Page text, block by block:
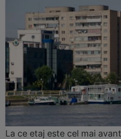
La ce etaj este cel mai